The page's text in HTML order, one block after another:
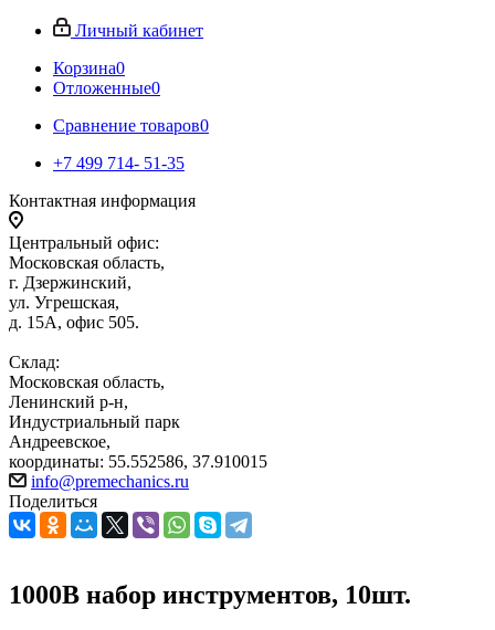
Личный кабинет
Корзина0
Отложенные0
Сравнение товаров0
+7 499 714- 51-35
Контактная информация
Центральный офис:
Московская область,
г. Дзержинский,
ул. Угрешская,
д. 15А, офис 505.
Склад:
Московская область,
Ленинский р-н,
Индустриальный парк
Андреевское,
координаты: 55.552586, 37.910015
info@premechanics.ru
Поделиться
1000В набор инструментов, 10шт.